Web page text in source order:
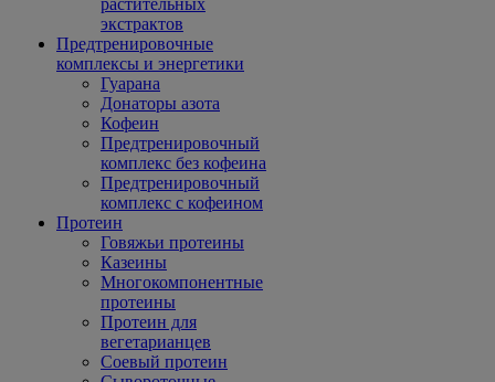
растительных
экстрактов
Предтренировочные
комплексы и энергетики
Гуарана
Донаторы азота
Кофеин
Предтренировочный
комплекс без кофеина
Предтренировочный
комплекс с кофеином
Протеин
Говяжьи протеины
Казеины
Многокомпонентные
протеины
Протеин для
вегетарианцев
Соевый протеин